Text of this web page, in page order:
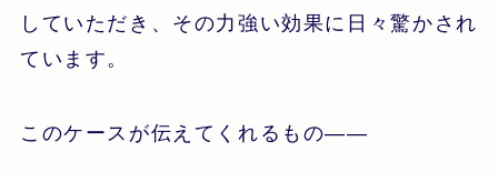
していただき、その力強い効果に日々驚かされ
ています。
このケースが伝えてくれるもの――